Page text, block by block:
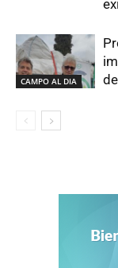
CAMPO AL DIA